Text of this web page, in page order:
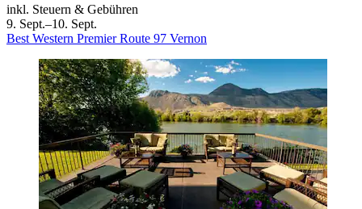
inkl. Steuern & Gebühren
9. Sept.–10. Sept.
Best Western Premier Route 97 Vernon